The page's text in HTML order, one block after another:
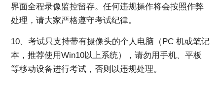
界面全程录像监控留存。任何违规操作将会按照作弊
处理，请大家严格遵守考试纪律。
10、考试只支持带有摄像头的个人电脑（PC 机或笔记
本，推荐使用Win10以上系统），请勿用手机、平板
等移动设备进行考试，否则以违规处理。